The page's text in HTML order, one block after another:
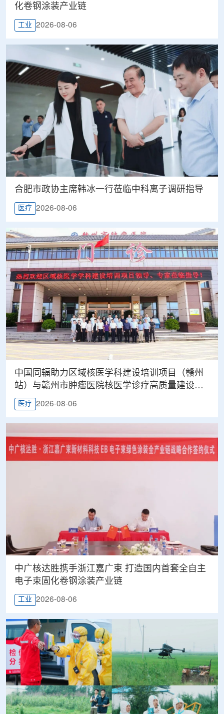
化卷钢涂装产业链
工业 2026-08-06
合肥市政协主席韩冰一行莅临中科离子调研指导
医疗 2026-08-06
中国同辐助力区域核医学科建设培训项目（赣州
站）与赣州市肿瘤医院核医学诊疗高质量建设项
目同步启动
医疗 2026-08-06
中广核达胜携手浙江嘉广束 打造国内首套全自主
电子束固化卷钢涂装产业链
工业 2026-08-06